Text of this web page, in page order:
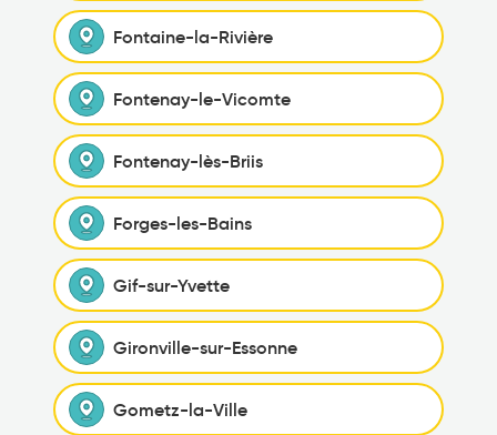
Fontaine-la-Rivière
Fontenay-le-Vicomte
Fontenay-lès-Briis
Forges-les-Bains
Gif-sur-Yvette
Gironville-sur-Essonne
Gometz-la-Ville